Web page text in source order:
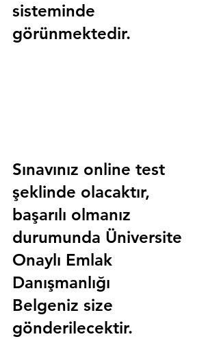
sisteminde
görünmektedir.
Sınavınız online test
şeklinde olacaktır,
başarılı olmanız
durumunda Üniversite
Onaylı Emlak
Danışmanlığı
Belgeniz size
gönderilecektir.